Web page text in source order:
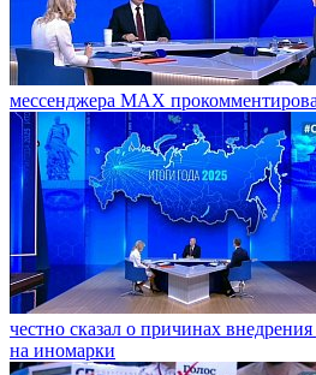
мессенджера MAX
честно сказал о причинах
на иномарки